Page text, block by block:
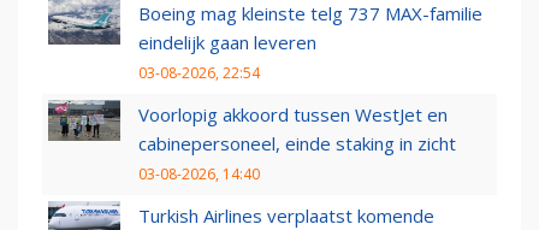
Boeing mag kleinste telg 737 MAX-familie
eindelijk gaan leveren
03-08-2026, 22:54
Voorlopig akkoord tussen WestJet en
cabinepersoneel, einde staking in zicht
03-08-2026, 14:40
Turkish Airlines verplaatst komende